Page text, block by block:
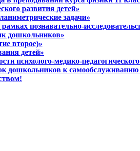
развития детей»
задачи»
познавательно-
дошкольников»
второе)»
детей»
психолого-медико-
дошкольников к